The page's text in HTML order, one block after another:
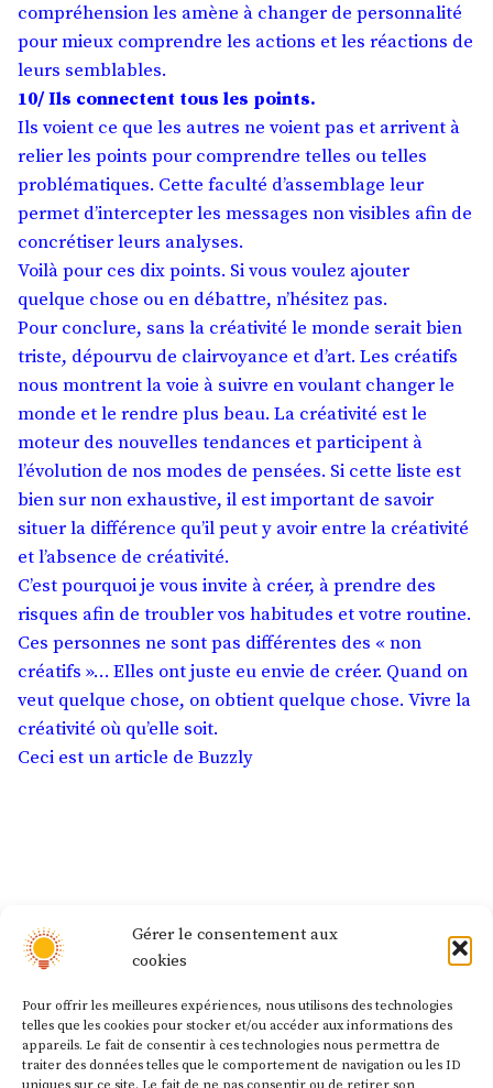
Gérer le consentement aux
cookies
Pour offrir les meilleures expériences, nous utilisons des technologies
telles que les cookies pour stocker et/ou accéder aux informations des
appareils. Le fait de consentir à ces technologies nous permettra de
traiter des données telles que le comportement de navigation ou les ID
compréhension les amène à changer de personnalité
pour mieux comprendre les actions et les réactions de
leurs semblables.
10/ Ils connectent tous les points.
Ils voient ce que les autres ne voient pas et arrivent à
relier les points pour comprendre telles ou telles
problématiques. Cette faculté d’assemblage leur
permet d’intercepter les messages non visibles afin de
concrétiser leurs analyses.
Voilà pour ces dix points. Si vous voulez ajouter
quelque chose ou en débattre, n’hésitez pas.
Pour conclure, sans la créativité le monde serait bien
triste, dépourvu de clairvoyance et d’art. Les créatifs
nous montrent la voie à suivre en voulant changer le
monde et le rendre plus beau. La créativité est le
moteur des nouvelles tendances et participent à
l’évolution de nos modes de pensées. Si cette liste est
bien sur non exhaustive, il est important de savoir
situer la différence qu’il peut y avoir entre la créativité
et l’absence de créativité.
C’est pourquoi je vous invite à créer, à prendre des
risques afin de troubler vos habitudes et votre routine.
Ces personnes ne sont pas différentes des « non
créatifs »… Elles ont juste eu envie de créer. Quand on
veut quelque chose, on obtient quelque chose. Vivre la
créativité où qu’elle soit.
Ceci est un article de Buzzly
Navigation
de
précédent :
Comment être plus concentrés en classe ?
Article suivantArticle
suivant
:
Les symboles : un réservoir de solutions
illimité !